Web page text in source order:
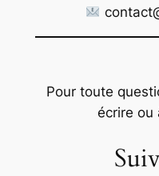
Pour toute
écrire ou